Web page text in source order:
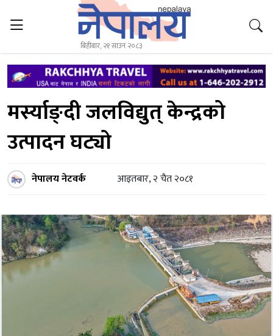
बिहीबार, २१ साउन २०८३
मर्स्याङ्दी जलविद्युत् केन्द्रको
उत्पादन घट्यो
नेपालय नेटवर्क आइतबार, २ चैत २०८१